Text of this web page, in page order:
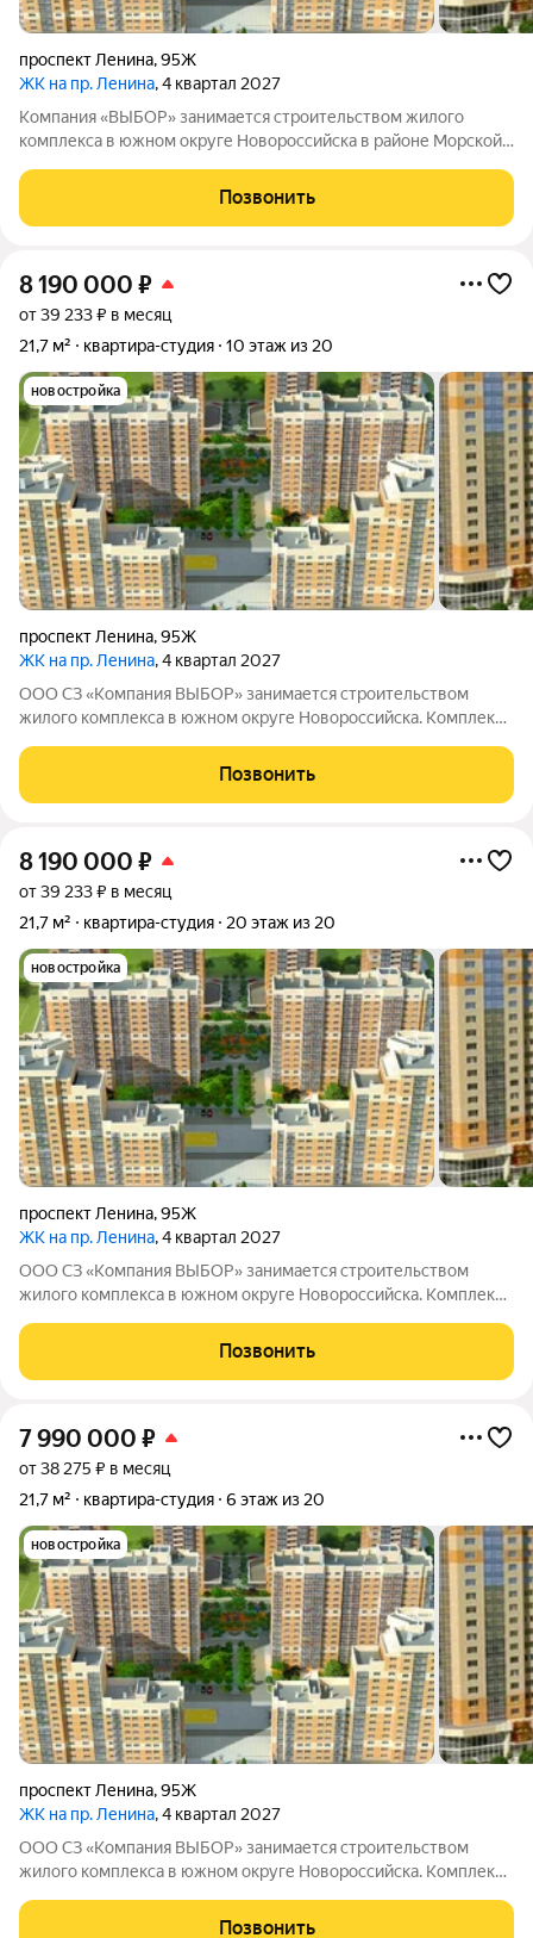
проспект Ленина,95Ж
ЖК на пр. Ленина, 4 квартал 2027
Компания «ВЫБОР» занимается строительством жилого
комплекса в южном округе Новороссийска в районе Морской
неподалёку от Суджукской косы. Район отличается
благоприятной экологической обстановкой: рядом
Позвонить
8 190 000 ₽
от 39 233 ₽ в месяц
21,7 м²
квартира-студия 10 этаж из 20
новостройка
проспект Ленина,95Ж
ЖК на пр. Ленина, 4 квартал 2027
ООО СЗ «Компания ВЫБОР» занимается строительством
жилого комплекса в южном округе Новороссийска. Комплекс
который отличается благоприятной экологической
обстановкой. Рядом находятся Пионерская роща
Позвонить
8 190 000 ₽
от 39 233 ₽ в месяц
21,7 м²
квартира-студия 20 этаж из 20
новостройка
проспект Ленина,95Ж
ЖК на пр. Ленина, 4 квартал 2027
ООО СЗ «Компания ВЫБОР» занимается строительством
жилого комплекса в южном округе Новороссийска. Комплекс
творчества, в шаговой доступности от Суджукской косы.
Район отличается благоприятной
Позвонить
7 990 000 ₽
от 38 275 ₽ в месяц
21,7 м²
квартира-студия 6 этаж из 20
новостройка
проспект Ленина,95Ж
ЖК на пр. Ленина, 4 квартал 2027
ООО СЗ «Компания ВЫБОР» занимается строительством
жилого комплекса в южном округе Новороссийска. Комплекс
который отличается благоприятной экологической
Позвонить